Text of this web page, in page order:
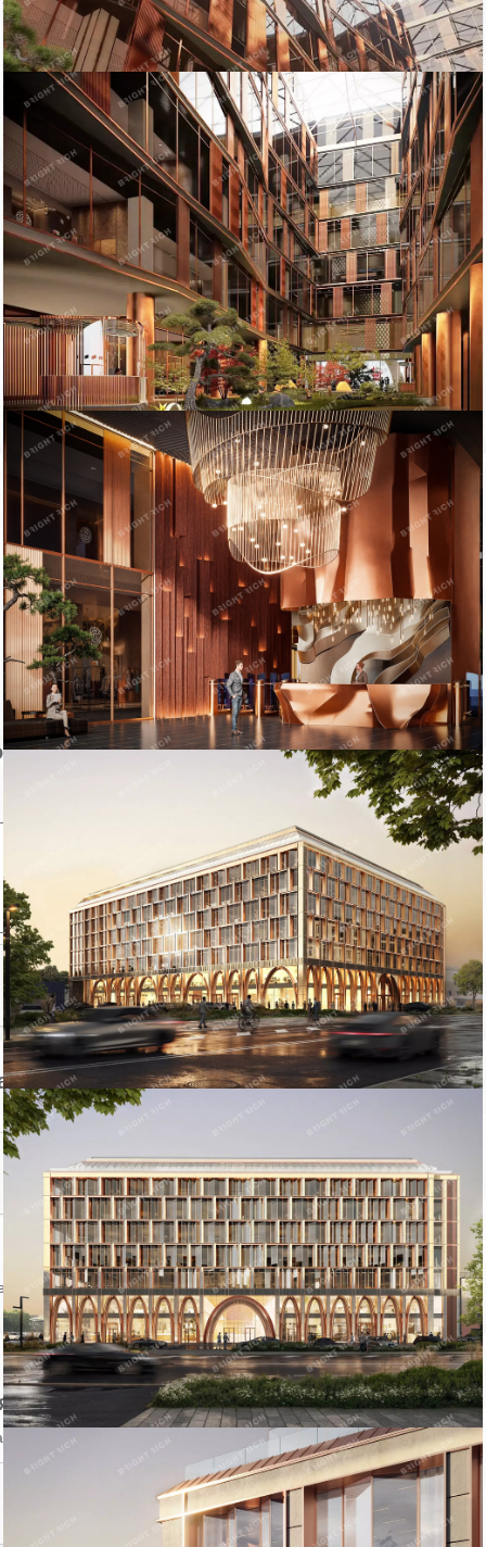
Электричество: есть
Отопление: есть
Состояние ремонта: Отличное
Этаж: 2
Этажей всего: 8
Купить офисное помещение:
Офисное помещение 6 425.2 кв. м в бизнес-центре Element.
Прямая продажа, без комиссии. Объект на стадии активного
строительства, готовность ко въезду уточняется по запросу.
Район: Петроградский.
Характеристики:
- Класс: A;
- Арендопригодная площадь: 29826.71;
- Код налоговой: 13;
- Размер типового этажа: 3200;
- Высота потолков: 3.4 м, 3.5 м, 3.65 м, 33 м, 8.33 м;
- Наличие лифта: Есть;
- Кол-во мест наземного паркинга: 18;
- Кол-во мест подземного паркинга: 187.
Стоимость: 3 323 039 258 руб.
Оформление сделки напрямую от собственника, без комиссии.
Готовы оперативно организовать просмотр в удобное время,
предоставить PDF-презентацию и план.
ID = c_1784605.
Пожаловаться на объявление
Продано
Несуществующий объект
Неверная цена
Неверный адрес
Не дозвониться
Другая причина
Связаться с продавцом
Следить за объектом
Контактный телефон:
объекта
на объявление?